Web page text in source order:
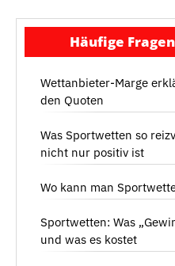
Häufige
Wettanbieter-Marge
den Quoten
Was Sportwetten so
nicht nur positiv ist
Wo kann man
Sportwetten: Was
und was es kostet